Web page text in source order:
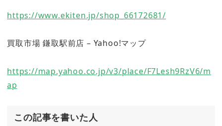
https://www.ekiten.jp/shop_66172681/
買取市場 鎌取駅前店 – Yahoo!マップ
https://map.yahoo.co.jp/v3/place/F7Lesh9RzV6/m
ap
この記事を書いた人